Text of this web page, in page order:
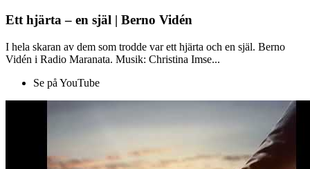
Ett hjärta – en själ | Berno Vidén
I hela skaran av dem som trodde var ett hjärta och en själ. Berno
Vidén i Radio Maranata. Musik: Christina Imse...
Se på YouTube